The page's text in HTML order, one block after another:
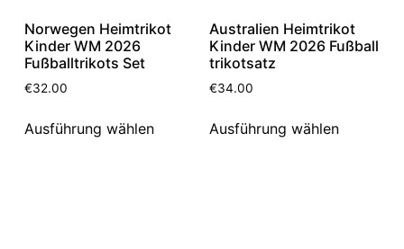
Norwegen Heimtrikot
Kinder WM 2026
Fußballtrikots Set
€32.00
Ausführung wählen
Australien Heimtrikot
Kinder WM 2026 Fußball
trikotsatz
€34.00
Ausführung wählen